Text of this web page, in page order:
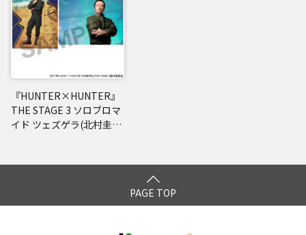
『HUNTER×HUNTER』
THE STAGE 3 ソロブロマ
イド ツェズゲラ(北村圭
PAGE TOP